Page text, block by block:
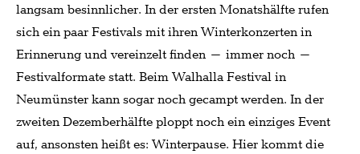
langsam besinnlicher. In der ersten Monatshälfte rufen
sich ein paar Festivals mit ihren Winterkonzerten in
Erinnerung und vereinzelt finden – immer noch –
Festivalformate statt. Beim Walhalla Festival in
Neumünster kann sogar noch gecampt werden. In der
zweiten Dezemberhälfte ploppt noch ein einziges Event
auf, ansonsten heißt es: Winterpause. Hier kommt die